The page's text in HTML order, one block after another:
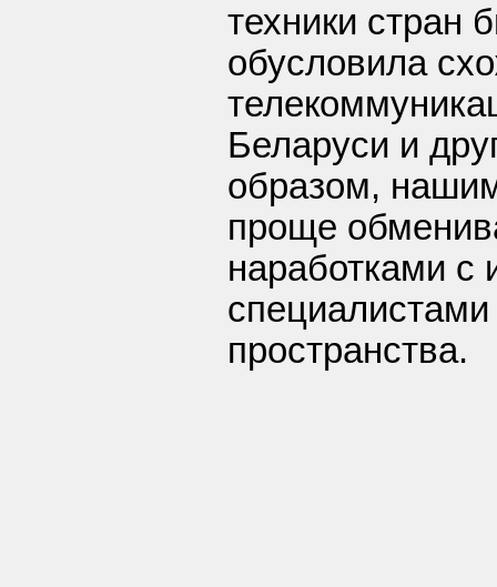
техники
обусловила
Беларуси и
образом,
проще
наработками с
специалистами
пространства.